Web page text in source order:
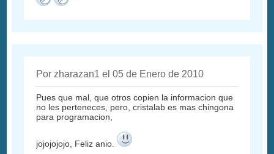
Por zharazan1 el 05 de Enero de 2010
Pues que mal, que otros copien la informacion que
no les perteneces, pero, cristalab es mas chingona
para programacion,
jojojojojo, Feliz anio.